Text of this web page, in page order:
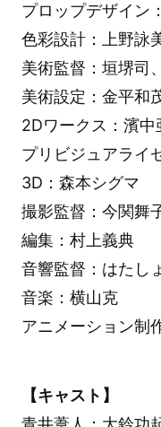
プロップデザイン
色彩設計：上野詠
美術監督：垣堺司
美術設定：金平和
2Dワークス：濱中
プリビジュアライ
3D：森本シグマ
撮影監督：今関舞
編集：村上義典
音響監督：はたし
音楽：横山克
アニメーション制
【キャスト】